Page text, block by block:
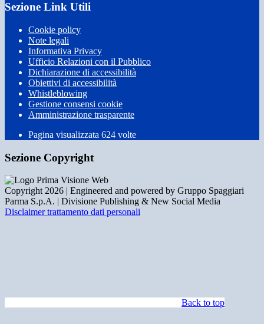
Sezione Link Utili
Cookie policy
Note legali
Informativa Privacy
Ufficio Relazioni con il Pubblico
Dichiarazione di accessibilità
Obiettivi di accessibilità
Whistleblowing
Gestione consensi cookie
Amministrazione trasparente
Pagina visualizzata 624 volte
Sezione Copyright
Copyright 2026 | Engineered and powered by Gruppo Spaggiari
Parma S.p.A. | Divisione Publishing & New Social Media
Disclaimer trattamento dati personali
Back to top